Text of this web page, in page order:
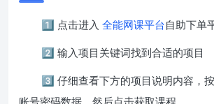
1️⃣ 点击进入 全能网课平台自助下单
2️⃣ 输入项目关键词找到合适的项目
3️⃣ 仔细查看下方的项目说明内容，
账号密码数据，然后点击获取课程